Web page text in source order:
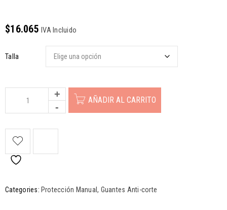
$16.065 IVA Incluido
Talla
AÑADIR AL CARRITO
Categories: Protección Manual , Guantes Anti-corte